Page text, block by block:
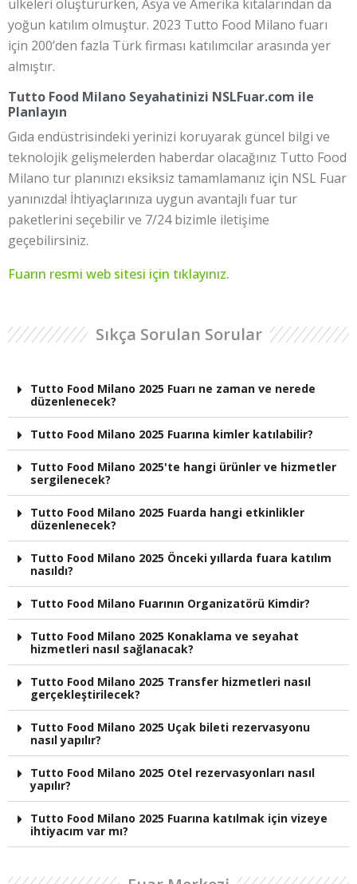
ülkeleri oluştururken, Asya ve Amerika kıtalarından da
yoğun katılım olmuştur. 2023 Tutto Food Milano fuarı
için 200’den fazla Türk firması katılımcılar arasında yer
almıştır.
Tutto Food Milano Seyahatinizi NSLFuar.com ile
Planlayın
Gıda endüstrisindeki yerinizi koruyarak güncel bilgi ve
teknolojik gelişmelerden haberdar olacağınız Tutto Food
Milano tur planınızı eksiksiz tamamlamanız için NSL Fuar
yanınızda! İhtiyaçlarınıza uygun avantajlı fuar tur
paketlerini seçebilir ve 7/24 bizimle iletişime
geçebilirsiniz.
Fuarın resmi web sitesi için tıklayınız.
Sıkça Sorulan Sorular
Tutto Food Milano 2025 Fuarı ne zaman ve nerede
düzenlenecek?
Tutto Food Milano 2025 Fuarına kimler katılabilir?
Tutto Food Milano 2025'te hangi ürünler ve hizmetler
sergilenecek?
Tutto Food Milano 2025 Fuarda hangi etkinlikler
düzenlenecek?
Tutto Food Milano 2025 Önceki yıllarda fuara katılım
nasıldı?
Tutto Food Milano Fuarının Organizatörü Kimdir?
Tutto Food Milano 2025 Konaklama ve seyahat
hizmetleri nasıl sağlanacak?
Tutto Food Milano 2025 Transfer hizmetleri nasıl
gerçekleştirilecek?
Tutto Food Milano 2025 Uçak bileti rezervasyonu
nasıl yapılır?
Tutto Food Milano 2025 Otel rezervasyonları nasıl
yapılır?
Tutto Food Milano 2025 Fuarına katılmak için vizeye
ihtiyacım var mı?